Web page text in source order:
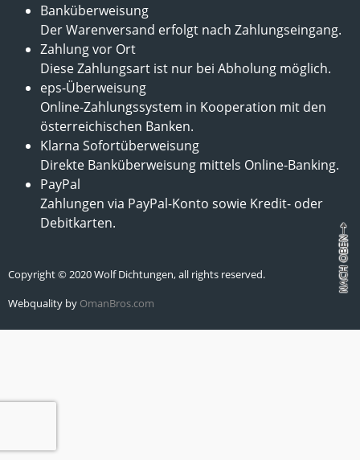
Banküberweisung
Der Warenversand erfolgt nach Zahlungseingang.
Zahlung vor Ort
Diese Zahlungsart ist nur bei Abholung möglich.
eps-Überweisung
Online-Zahlungssystem in Kooperation mit den
österreichischen Banken.
Klarna Sofortüberweisung
Direkte Banküberweisung mittels Online-Banking.
PayPal
Zahlungen via PayPal-Konto sowie Kredit- oder
Debitkarten.
Copyright © 2020 Wolf Dichtungen, all rights reserved.
Webquality by OmanBros.com